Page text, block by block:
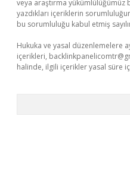
veya araştırma yükümlülüğümüz
yazdıkları içeriklerin
bu sorumluluğu kabul etmiş
Hukuka ve yasal düzenlemelere
içerikleri,
halinde, ilgili içerikler yasal süre